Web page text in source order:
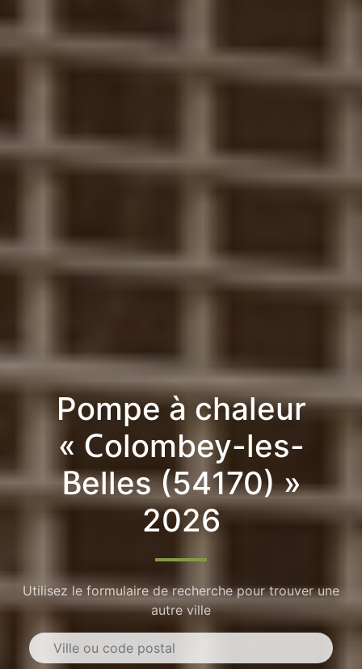
Pompe à chaleur
« Colombey-les-
Belles (54170) »
2026
Utilisez le formulaire de recherche pour trouver une
autre ville